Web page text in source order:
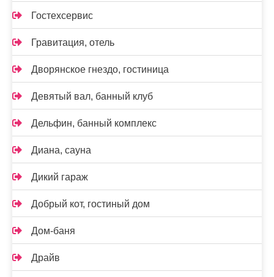
Гостехсервис
Гравитация, отель
Дворянское гнездо, гостиница
Девятый вал, банный клуб
Дельфин, банный комплекс
Диана, сауна
Дикий гараж
Добрый кот, гостиный дом
Дом-баня
Драйв